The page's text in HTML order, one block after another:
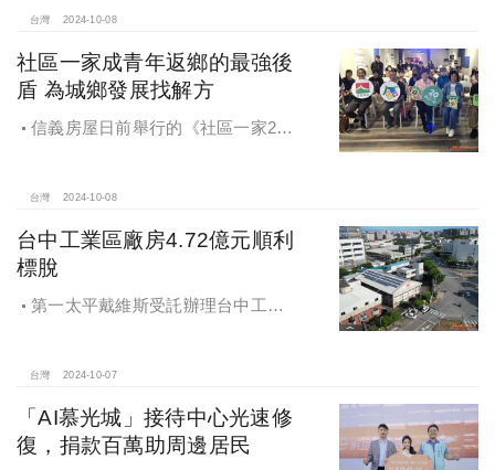
家邸「長築白樓1」
台灣 2024-10-08
社區一家成青年返鄉的最強後
盾 為城鄉發展找解方
信義房屋日前舉行的《社區一家20
彰化鬆勢三日節策展人劉孟豪分享他
家鄉帶來改變和發展的故事。
台灣 2024-10-08
台中工業區廠房4.72億元順利
標脫
第一太平戴維斯受託辦理台中工業
價率5％。
台灣 2024-10-07
「AI慕光城」接待中心光速修
復，捐款百萬助周邊居民